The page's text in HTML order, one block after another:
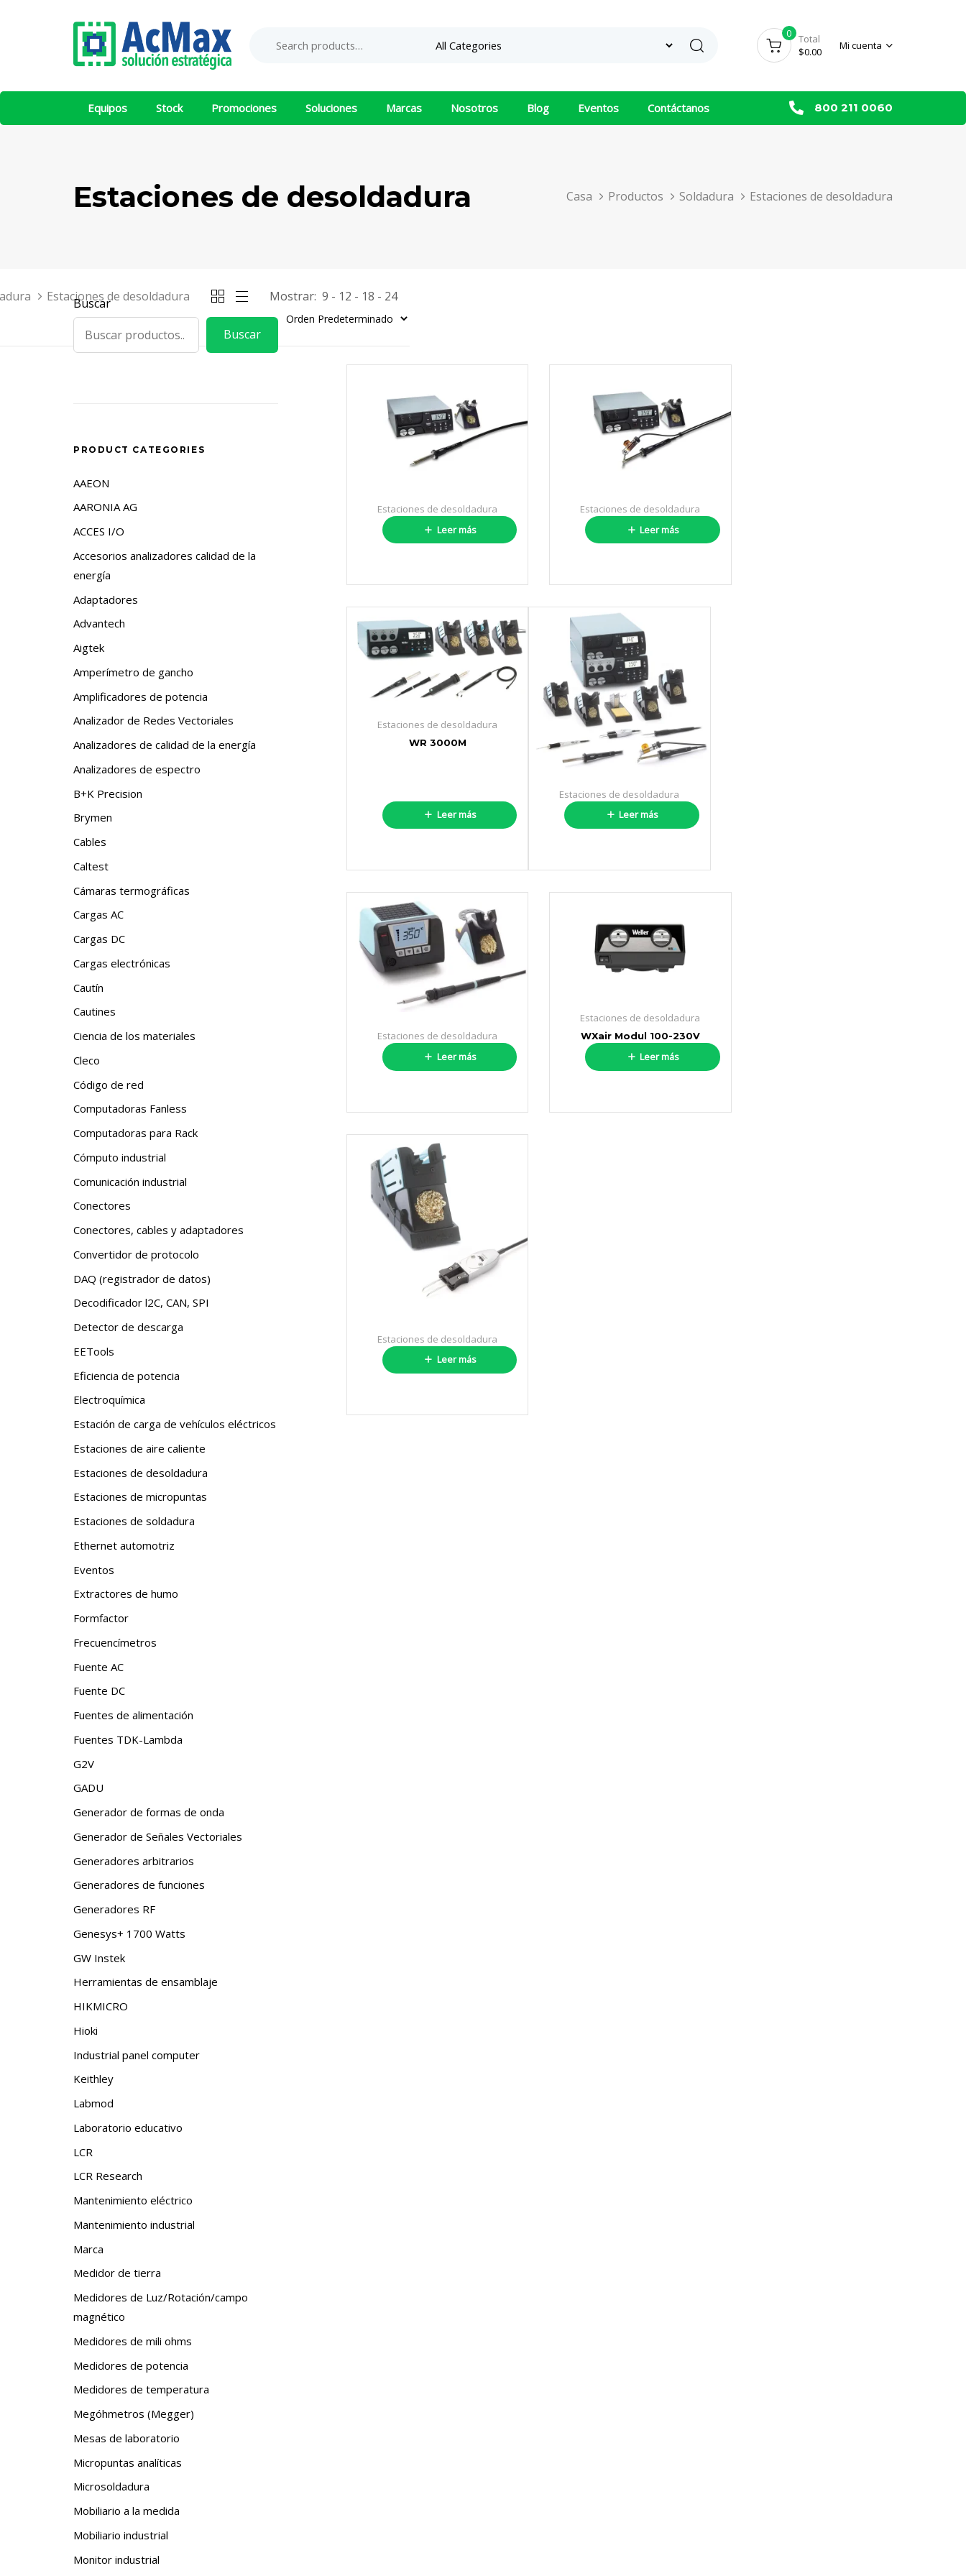
Search
$0.00
Total
0
Mi cuenta
Equipos Stock Promociones Soluciones Marcas Nosotros Blog Eventos Contáctanos 800 211 0060
Estaciones de desoldadura Casa Productos Soldadura Estaciones de desoldadura
Estaciones de desoldadura Mostrar: 9 12 18 24
Estaciones de desoldadura
WR 2000A
Leer más
Estaciones de desoldadura
WR 2000D
Leer más
Estaciones de desoldadura
WR 3000M
Leer más
Estaciones de desoldadura
WR5000M
Leer más
Estaciones de desoldadura
WT1012
Leer más
Estaciones de desoldadura
WXair Modul 100-230V
Leer más
Estaciones de desoldadura
WXMT MS Set
Leer más
Buscar
Buscar
PRODUCT CATEGORIES
AAEON
AARONIA AG
ACCES I/O
Accesorios analizadores calidad de la
energía
Adaptadores
Advantech
Aigtek
Amperímetro de gancho
Amplificadores de potencia
Analizador de Redes Vectoriales
Analizadores de calidad de la energía
Analizadores de espectro
B+K Precision
Brymen
Cables
Caltest
Cámaras termográficas
Cargas AC
Cargas DC
Cargas electrónicas
Cautín
Cautines
Ciencia de los materiales
Cleco
Código de red
Computadoras Fanless
Computadoras para Rack
Cómputo industrial
Comunicación industrial
Conectores
Conectores, cables y adaptadores
Convertidor de protocolo
DAQ (registrador de datos)
Decodificador l2C, CAN, SPI
Detector de descarga
EETools
Eficiencia de potencia
Electroquímica
Estación de carga de vehículos eléctricos
Estaciones de aire caliente
Estaciones de desoldadura
Estaciones de micropuntas
Estaciones de soldadura
Ethernet automotriz
Eventos
Extractores de humo
Formfactor
Frecuencímetros
Fuente AC
Fuente DC
Fuentes de alimentación
Fuentes TDK-Lambda
G2V
GADU
Generador de formas de onda
Generador de Señales Vectoriales
Generadores arbitrarios
Generadores de funciones
Generadores RF
Genesys+ 1700 Watts
GW Instek
Herramientas de ensamblaje
HIKMICRO
Hioki
Industrial panel computer
Keithley
Labmod
Laboratorio educativo
LCR
LCR Research
Mantenimiento eléctrico
Mantenimiento industrial
Marca
Medidor de tierra
Medidores de Luz/Rotación/campo
magnético
Medidores de mili ohms
Medidores de potencia
Medidores de temperatura
Megóhmetros (Megger)
Mesas de laboratorio
Micropuntas analíticas
Microsoldadura
Mobiliario a la medida
Mobiliario industrial
Monitor industrial